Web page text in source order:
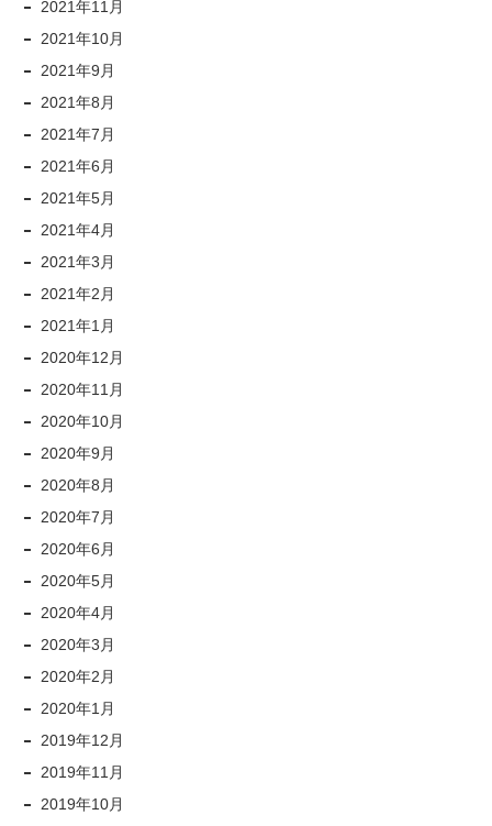
2021年11月
2021年10月
2021年9月
2021年8月
2021年7月
2021年6月
2021年5月
2021年4月
2021年3月
2021年2月
2021年1月
2020年12月
2020年11月
2020年10月
2020年9月
2020年8月
2020年7月
2020年6月
2020年5月
2020年4月
2020年3月
2020年2月
2020年1月
2019年12月
2019年11月
2019年10月